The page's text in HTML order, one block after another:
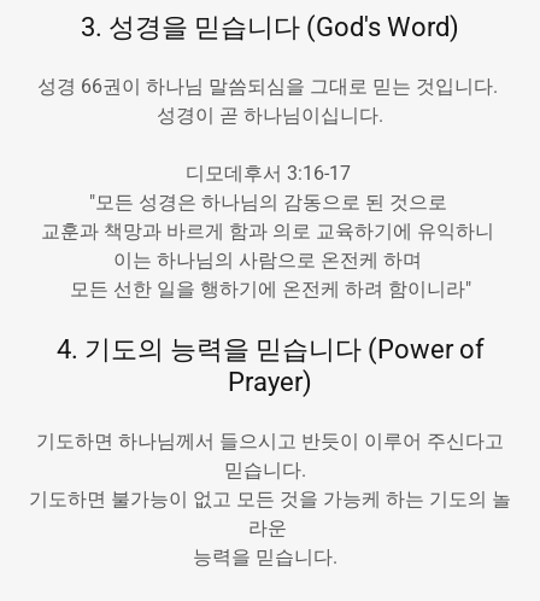
3. 성경을 믿습니다 (God's Word)
성경 66권이 하나님 말씀되심을 그대로 믿는 것입니다.
성경이 곧 하나님이십니다.
디모데후서 3:16-17
"모든 성경은 하나님의 감동으로 된 것으로
교훈과 책망과 바르게 함과 의로 교육하기에 유익하니
이는 하나님의 사람으로 온전케 하며
모든 선한 일을 행하기에 온전케 하려 함이니라"
4. 기도의 능력을 믿습니다 (Power of
Prayer)
기도하면 하나님께서 들으시고 반듯이 이루어 주신다고
믿습니다.
기도하면 불가능이 없고 모든 것을 가능케 하는 기도의 놀
라운
능력을 믿습니다.